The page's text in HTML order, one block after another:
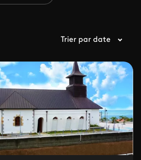
Trier par date